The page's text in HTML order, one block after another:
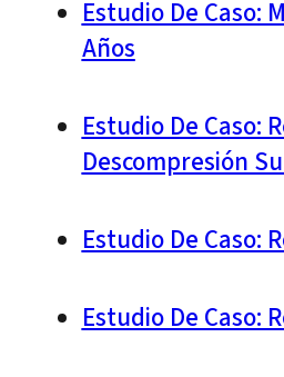
Estudio De Caso:
Años
Estudio De Caso:
Descompresión
Estudio De Caso:
Estudio De Caso: